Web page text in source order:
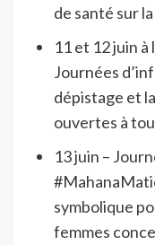
de santé sur
11 et 12 juin à
Journées
dépistage et
ouvertes à
13 juin –
symbolique
femmes